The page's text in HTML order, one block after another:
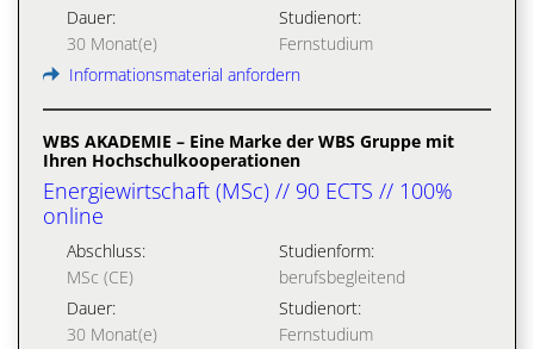
Dauer:
30 Monat(e)
Studienort:
Fernstudium
Informationsmaterial anfordern
WBS AKADEMIE – Eine Marke der WBS Gruppe mit
Ihren Hochschulkooperationen
Energiewirtschaft (MSc) // 90 ECTS // 100%
online
Abschluss:
MSc (CE)
Studienform:
berufsbegleitend
Dauer:
30 Monat(e)
Studienort:
Fernstudium